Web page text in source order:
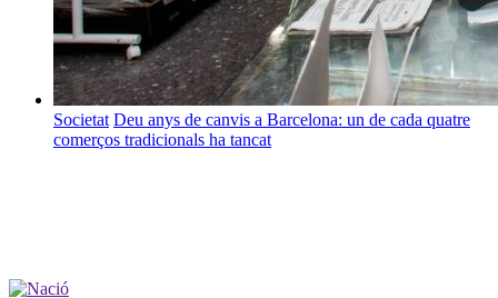
Societat Deu anys de canvis a Barcelona: un de cada quatre
comerços tradicionals ha tancat